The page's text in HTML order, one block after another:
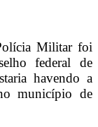
Militar foi
federal de
havendo a
município de